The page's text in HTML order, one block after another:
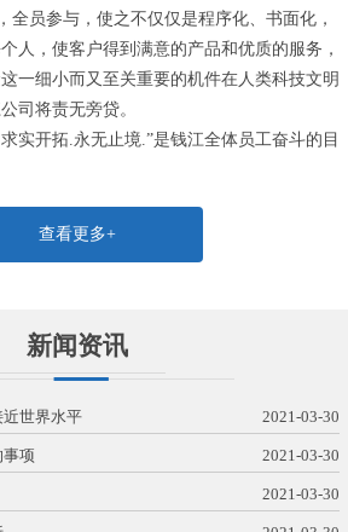
全员参与，使之不仅仅是程序化、书面化，
人，使客户得到满意的产品和优质的服务，
一细小而又至关重要的机件在人类科技文明
司将责无旁贷。
开拓.永无止境.”是钱江全体员工奋斗的目
查看更多+
新闻资讯
世界水平 2021-03-30
项 2021-03-30
2021-03-30